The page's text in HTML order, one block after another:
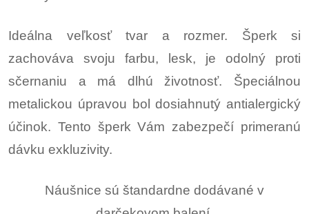
Ideálna veľkosť tvar a rozmer. Šperk si
zachováva svoju farbu, lesk, je odolný proti
sčernaniu a má dlhú životnosť. Špeciálnou
metalickou úpravou bol dosiahnutý antialergický
účinok. Tento šperk Vám zabezpečí primeranú
dávku exkluzivity.
Náušnice sú štandardne dodávané v